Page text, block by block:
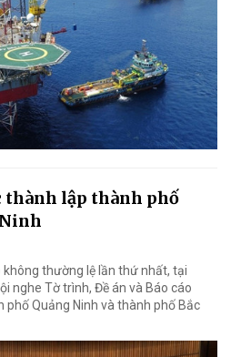
thành lập thành phố
thường lệ lần thứ nhất, tại
nghe Tờ trình, Đề án và Báo cáo
Quảng Ninh và thành phố Bắc